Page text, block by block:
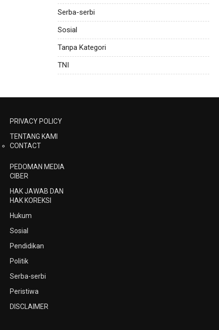
Serba-serbi
Sosial
Tanpa Kategori
TNI
PRIVACY POLICY
TENTANG KAMI
CONTACT
PEDOMAN MEDIA
CIBER
HAK JAWAB DAN
HAK KOREKSI
Hukum
Sosial
Pendidikan
Politik
Serba-serbi
Peristiwa
DISCLAIMER